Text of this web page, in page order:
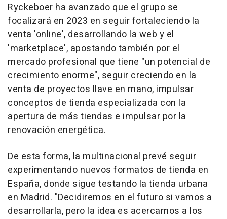
Ryckeboer ha avanzado que el grupo se
focalizará en 2023 en seguir fortaleciendo la
venta 'online', desarrollando la web y el
'marketplace', apostando también por el
mercado profesional que tiene "un potencial de
crecimiento enorme", seguir creciendo en la
venta de proyectos llave en mano, impulsar
conceptos de tienda especializada con la
apertura de más tiendas e impulsar por la
renovación energética.
De esta forma, la multinacional prevé seguir
experimentando nuevos formatos de tienda en
España, donde sigue testando la tienda urbana
en Madrid. "Decidiremos en el futuro si vamos a
desarrollarla, pero la idea es acercarnos a los